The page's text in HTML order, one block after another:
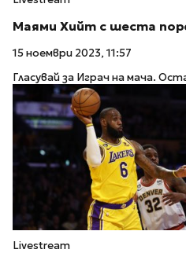
Маями Хийт с шеста
15 ноември 2023, 11:57
Гласувай за Играч на мача.
Livestream